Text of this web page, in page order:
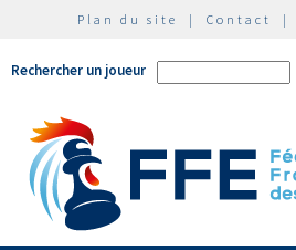
Plan du site | Contact |
Rechercher un joueur